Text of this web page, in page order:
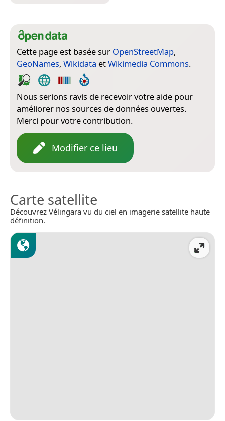
Cette page est basée sur OpenStreetMap,
GeoNames, Wikidata etWikimedia Commons.
Nous serions ravis de recevoir votre aide pour
améliorer nos sources de données ouvertes.
Merci pour votre contribution.
Modifier ce lieu
Carte satellite
Découvrez Vélingara vu du ciel en imagerie satellite haute
définition.